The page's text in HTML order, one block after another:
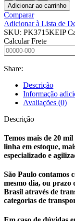
Adicionar ao carrinho
Comparar
Adicionar à Lista de
SKU: PK3715KEIP
Calcular Frete
Share:
Descrição
Informação
Avaliações (0)
Descrição
Temos mais de 20
linha em estoque,
especializado e
São Paulo contamos
mesmo dia, ou prazo
Brasil através de
categorias de